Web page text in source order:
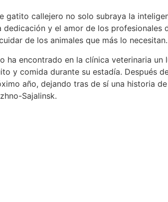
gatito callejero no solo subraya la
dedicación y el amor de los profesionales
de los animales que más lo necesitan.
ha encontrado en la clínica veterinaria
y comida durante su estadía. Después
año, dejando tras de sí una historia
Sajalinsk.